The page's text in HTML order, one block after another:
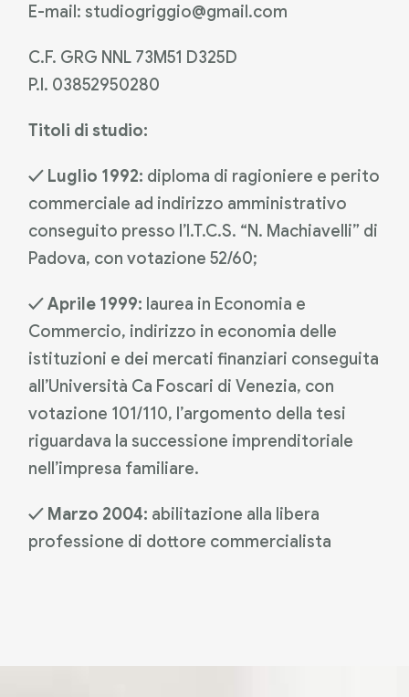
E-mail: studiogriggio@gmail.com
C.F. GRG NNL 73M51 D325D
P.I. 03852950280
Titoli di studio:
✓ Luglio 1992: diploma di ragioniere e perito
commerciale ad indirizzo amministrativo
conseguito presso l’I.T.C.S. “N. Machiavelli” di
Padova, con votazione 52/60;
✓ Aprile 1999: laurea in Economia e
Commercio, indirizzo in economia delle
istituzioni e dei mercati finanziari conseguita
all’Università Ca Foscari di Venezia, con
votazione 101/110, l’argomento della tesi
riguardava la successione imprenditoriale
nell’impresa familiare.
✓ Marzo 2004: abilitazione alla libera
professione di dottore commercialista